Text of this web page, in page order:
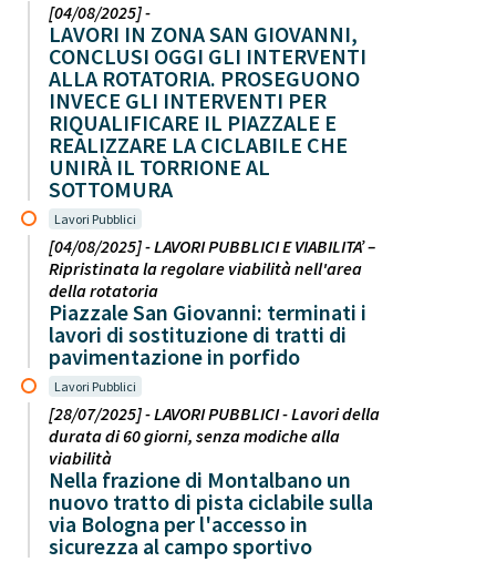
[04/08/2025] -
LAVORI IN ZONA SAN GIOVANNI,
CONCLUSI OGGI GLI INTERVENTI
ALLA ROTATORIA. PROSEGUONO
INVECE GLI INTERVENTI PER
RIQUALIFICARE IL PIAZZALE E
REALIZZARE LA CICLABILE CHE
UNIRÀ IL TORRIONE AL
SOTTOMURA
Lavori Pubblici
[04/08/2025] - LAVORI PUBBLICI E VIABILITA’ –
Ripristinata la regolare viabilità nell'area
della rotatoria
Piazzale San Giovanni: terminati i
lavori di sostituzione di tratti di
pavimentazione in porfido
Lavori Pubblici
[28/07/2025] - LAVORI PUBBLICI - Lavori della
durata di 60 giorni, senza modiche alla
viabilità
Nella frazione di Montalbano un
nuovo tratto di pista ciclabile sulla
via Bologna per l'accesso in
sicurezza al campo sportivo